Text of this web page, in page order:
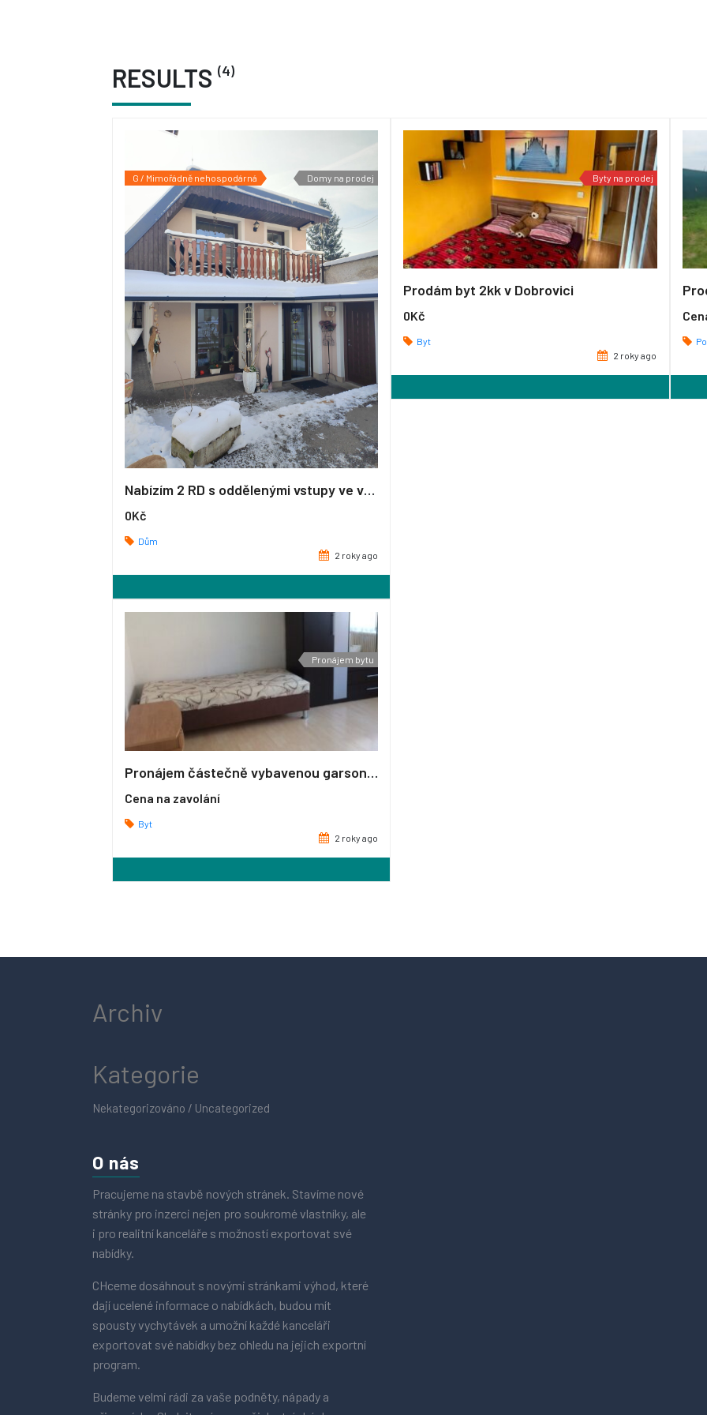
RESULTS (4)
G / Mimořádně nehospodárná Domy na prodej
Nabízím 2 RD s oddělenými vstupy ve vyhledávané lokalitě Hostivice
0Kč
Dům
2 roky ago
Byty na prodej
Prodám byt 2kk v Dobrovici
0Kč
Byt
2 roky ago
Pronájem bytu
Pronájem částečně vybavenou garsonku 1+kk o velikosti 26 m2, Kladno
Cena na zavolání
Byt
2 roky ago
Archiv
Kategorie
Nekategorizováno / Uncategorized
O nás
Pracujeme na stavbě nových stránek. Stavíme nové
stránky pro inzerci nejen pro soukromé vlastníky, ale
i pro realitní kanceláře s možností exportovat své
nabídky.
CHceme dosáhnout s novými stránkami výhod, které
dají ucelené informace o nabídkách, budou mít
spousty vychytávek a umožní každé kanceláři
exportovat své nabídky bez ohledu na jejich exportní
program.
Budeme velmi rádi za vaše podněty, nápady a